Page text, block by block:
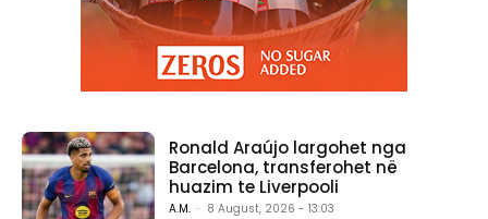
Ronald Araújo largohet nga
Barcelona, transferohet në
huazim te Liverpooli
A.M. - 8 August, 2026 - 13:03